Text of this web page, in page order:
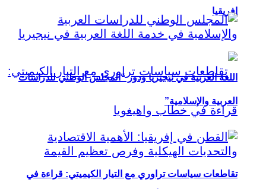
إفريقيا
تقاطعات سياسات تراوري مع التيار الكيميتي: قراءة في
اللغة العربية في نيجيريا ودور “المجلس الوطني للدراسات
العربية والإسلامية”